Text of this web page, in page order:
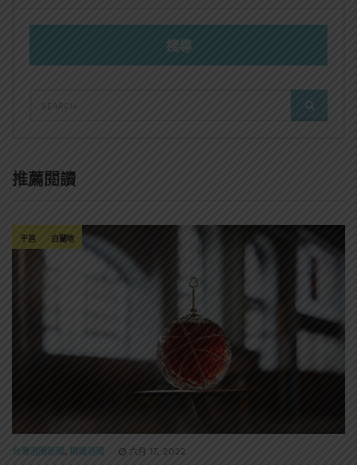
搜尋
FOR:
SEARCH
推薦閱讀
干邑 白蘭地
台灣酒圈新聞 , 精選酒聞 六月 17, 2022